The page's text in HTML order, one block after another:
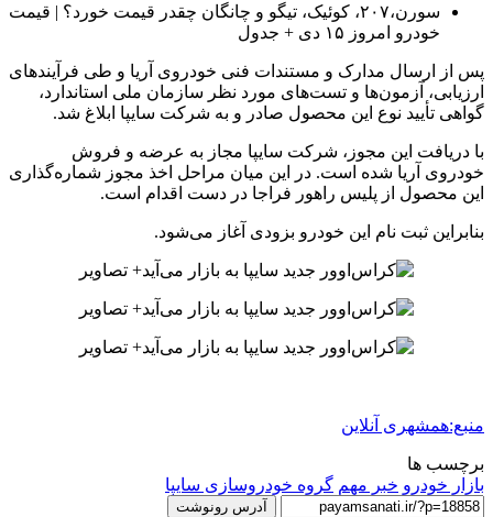
سورن،۲۰۷، کوئیک، تیگو و چانگان چقدر قیمت خورد؟ | قیمت
خودرو امروز ۱۵ دی + جدول
پس از ارسال مدارک و مستندات فنی خودروی آریا و طی فرآیندهای
ارزیابی، آزمون‌ها و تست‌های مورد نظر سازمان ملی استاندارد،
گواهی تأیید نوع این محصول صادر و به شرکت سایپا ابلاغ شد.
با دریافت این مجوز، شرکت سایپا مجاز به عرضه و فروش
خودروی آریا شده است. در این میان مراحل اخذ مجوز شماره‌گذاری
این محصول از پلیس راهور فراجا در دست اقدام است.
بنابراین ثبت نام این خودرو بزودی آغاز می‌شود.
منبع:همشهری آنلاین
برچسب ها
بازار خودرو خبر مهم گروه خودروسازی سایپا
آدرس رونوشت